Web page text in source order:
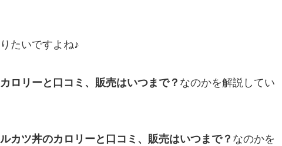
たいですよね♪
ロリーと口コミ、販売はいつまで？ なのかを解説してい
カツ丼のカロリーと口コミ、販売はいつまで？ なのかを